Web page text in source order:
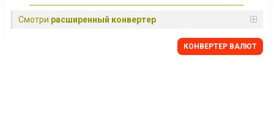
Смотри расширенный конвертер
КОНВЕРТЕР ВАЛЮТ